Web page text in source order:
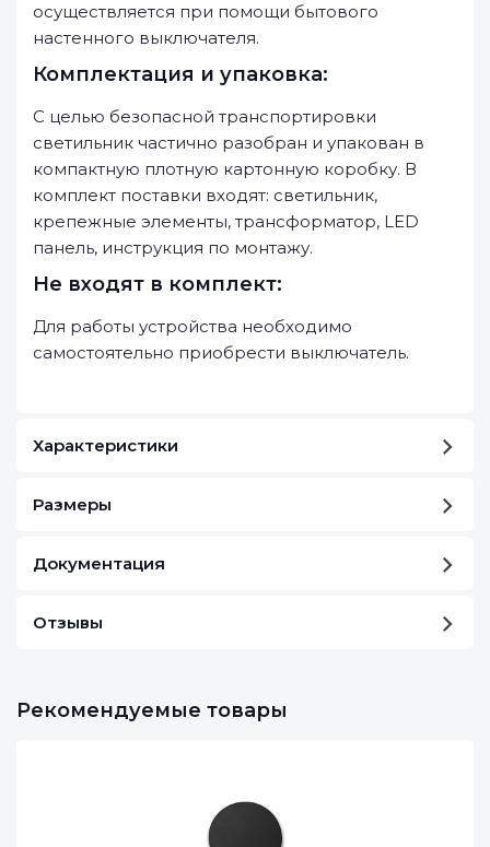
осуществляется при помощи бытового
настенного выключателя.
Комплектация и упаковка:
С целью безопасной транспортировки
светильник частично разобран и упакован в
компактную плотную картонную коробку. В
комплект поставки входят: светильник,
крепежные элементы, трансформатор, LED
панель, инструкция по монтажу.
Не входят в комплект:
Для работы устройства необходимо
самостоятельно приобрести выключатель.
Характеристики
Размеры
Документация
Отзывы
Рекомендуемые товары